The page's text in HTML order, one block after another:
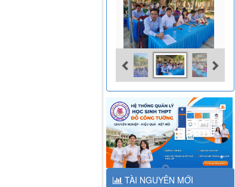
TÀI NGUYÊN MỚI